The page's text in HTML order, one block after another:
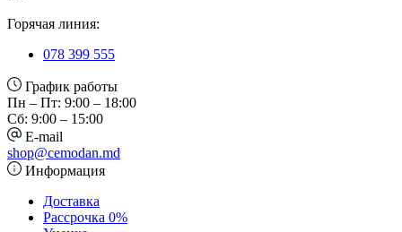
Горячая линия:
078 399 555
График работы
Пн – Пт: 9:00 – 18:00
Сб: 9:00 – 15:00
E-mail
shop@cemodan.md
Информация
Доставка
Рассрочка 0%